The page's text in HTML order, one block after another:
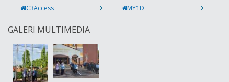
C3Access
MY1D
GALERI MULTIMEDIA